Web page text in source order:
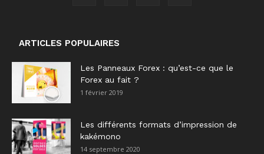
ARTICLES POPULAIRES
Les Panneaux Forex : qu’est-ce que le
Forex au fait ?
1 février 2019
Les différents formats d’impression de
kakémono
14 septembre 2020